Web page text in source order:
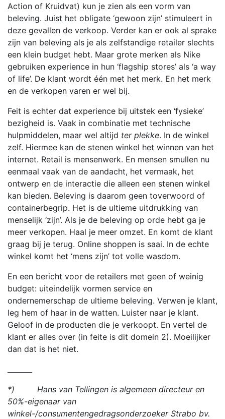
Action of Kruidvat) kun je zien als een vorm van
beleving. Juist het obligate ‘gewoon zijn’ stimuleert in
deze gevallen de verkoop. Verder kan er ook al sprake
zijn van beleving als je als zelfstandige retailer slechts
een klein budget hebt. Maar grote merken als Nike
gebruiken experience in hun ‘flagship stores’ als ‘a way
of life’. De klant wordt één met het merk. En het merk
en de verkopen varen er wel bij.
Feit is echter dat experience bij uitstek een ‘fysieke’
bezigheid is. Vaak in combinatie met technische
hulpmiddelen, maar wel altijd ter plekke. In de winkel
zelf. Hiermee kan de stenen winkel het winnen van het
internet. Retail is mensenwerk. En mensen smullen nu
eenmaal vaak van de aandacht, het vermaak, het
ontwerp en de interactie die alleen een stenen winkel
kan bieden. Beleving is daarom geen toverwoord of
containerbegrip. Het is de ultieme uitdrukking van
menselijk ‘zijn’. Als je de beleving op orde hebt ga je
meer verkopen. Haal je meer omzet. En komt de klant
graag bij je terug. Online shoppen is saai. In de echte
winkel komt het ‘mens zijn’ tot volle wasdom.
En een bericht voor de retailers met geen of weinig
budget: uiteindelijk vormen service en
ondernemerschap de ultieme beleving. Verwen je klant,
leg hem of haar in de watten. Luister naar je klant.
Geloof in de producten die je verkoopt. En vertel de
klant er alles over (in feite is dit domein 2). Moeilijker
dan dat is het niet.
*) Hans van Tellingen is algemeen directeur en
50%-eigenaar van
winkel-/consumentengedragsonderzoeker Strabo bv.